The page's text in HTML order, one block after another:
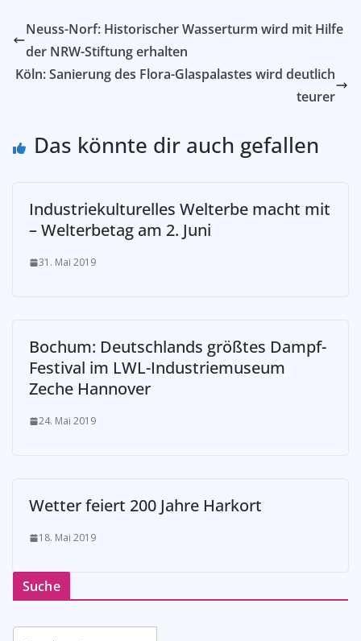
Neuss-Norf: Historischer Wasserturm wird mit Hilfe
der NRW-Stiftung erhalten
Köln: Sanierung des Flora-Glaspalastes wird deutlich
teurer
Das könnte dir auch gefallen
Industriekulturelles Welterbe macht mit
– Welterbetag am 2. Juni
31. Mai 2019
Bochum: Deutschlands größtes Dampf-
Festival im LWL-Industriemuseum
Zeche Hannover
24. Mai 2019
Wetter feiert 200 Jahre Harkort
18. Mai 2019
Suche